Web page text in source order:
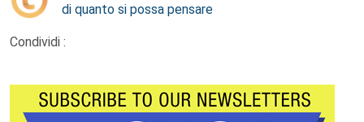
di quanto si possa pensare
Condividi :